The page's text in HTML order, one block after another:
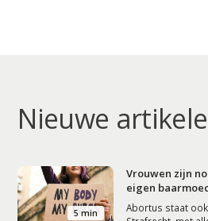
Nieuwe
5 min
Vrouwen zijn
eigen
Abortus staat